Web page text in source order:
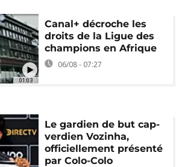
01:03
Canal+ décroche les
droits de la Ligue des
champions en Afrique
06/08 - 07:27
Le gardien de but cap-
verdien Vozinha,
officiellement présenté
par Colo-Colo